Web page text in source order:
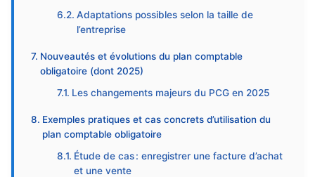
Adaptations possibles selon la taille de
l’entreprise
Nouveautés et évolutions du plan comptable
obligatoire (dont 2025)
Les changements majeurs du PCG en 2025
Exemples pratiques et cas concrets d’utilisation du
plan comptable obligatoire
Étude de cas : enregistrer une facture d’achat
et une vente